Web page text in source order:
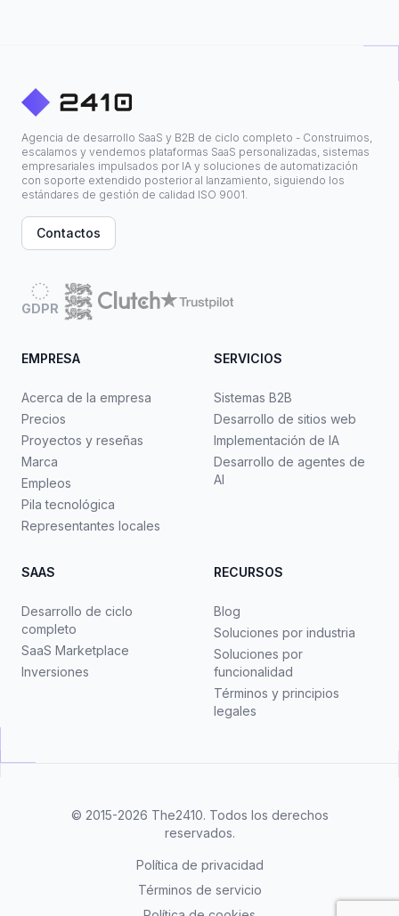
Agencia de desarrollo SaaS y B2B de ciclo completo - Construimos,
escalamos y vendemos plataformas SaaS personalizadas, sistemas
empresariales impulsados por IA y soluciones de automatización
con soporte extendido posterior al lanzamiento, siguiendo los
estándares de gestión de calidad ISO 9001.
Contactos
GDPR
EMPRESA
Acerca de la empresa
Precios
Proyectos y reseñas
Marca
Empleos
Pila tecnológica
Representantes locales
SERVICIOS
Sistemas B2B
Desarrollo de sitios web
Implementación de IA
Desarrollo de agentes de
AI
SAAS
Desarrollo de ciclo
completo
SaaS Marketplace
Inversiones
RECURSOS
Blog
Soluciones por industria
Soluciones por
funcionalidad
Términos y principios
legales
© 2015-2026 The2410. Todos los derechos
reservados.
Política de privacidad
Términos de servicio